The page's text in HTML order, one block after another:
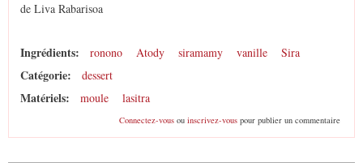
de Liva Rabarisoa
Ingrédients: ronono Atody siramamy vanille Sira
Catégorie: dessert
Matériels: moule lasitra
Connectez-vousou inscrivez-vouspour publier un commentaire